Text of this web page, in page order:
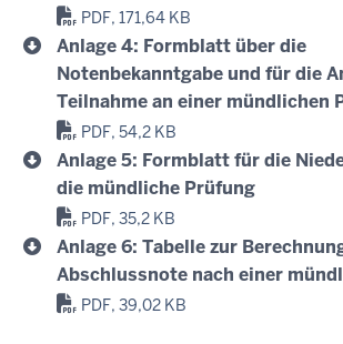
PDF, 171,64 KB
Anlage 4: Formblatt über die
Notenbekanntgabe und für die
Teilnahme an einer mündlichen
PDF, 54,2 KB
Anlage 5: Formblatt für die
die mündliche Prüfung
PDF, 35,2 KB
Anlage 6: Tabelle zur
Abschlussnote nach einer
PDF, 39,02 KB